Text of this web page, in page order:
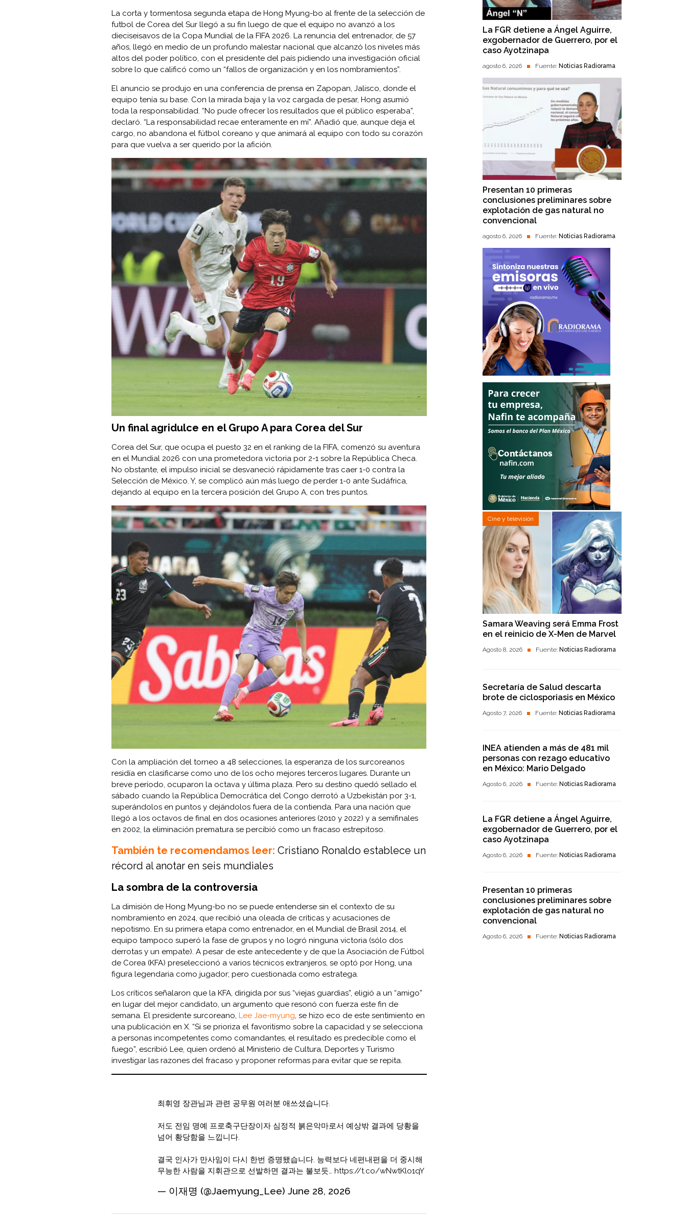
La corta y tormentosa segunda etapa de Hong Myung-bo al frente de la selección de
futbol de Corea del Sur llegó a su fin luego de que el equipo no avanzó a los
dieciseisavos de la Copa Mundial de la FIFA 2026. La renuncia del entrenador, de 57
años, llegó en medio de un profundo malestar nacional que alcanzó los niveles más
altos del poder político, con el presidente del país pidiendo una investigación oficial
sobre lo que calificó como un “fallos de organización y en los nombramientos”.
El anuncio se produjo en una conferencia de prensa en Zapopan, Jalisco, donde el
equipo tenía su base. Con la mirada baja y la voz cargada de pesar, Hong asumió
toda la responsabilidad. “No pude ofrecer los resultados que el público esperaba”,
declaró. “La responsabilidad recae enteramente en mí”. Añadió que, aunque deja el
cargo, no abandona el fútbol coreano y que animará al equipo con todo su corazón
para que vuelva a ser querido por la afición.
Un final agridulce en el Grupo A para Corea del Sur
Corea del Sur, que ocupa el puesto 32 en el ranking de la FIFA, comenzó su aventura
en el Mundial 2026 con una prometedora victoria por 2-1 sobre la República Checa.
No obstante, el impulso inicial se desvaneció rápidamente tras caer 1-0 contra la
Selección de México. Y, se complicó aún más luego de perder 1-0 ante Sudáfrica,
dejando al equipo en la tercera posición del Grupo A, con tres puntos.
Con la ampliación del torneo a 48 selecciones, la esperanza de los surcoreanos
residía en clasificarse como uno de los ocho mejores terceros lugares. Durante un
breve período, ocuparon la octava y última plaza. Pero su destino quedó sellado el
sábado cuando la República Democrática del Congo derrotó a Uzbekistán por 3-1,
superándolos en puntos y dejándolos fuera de la contienda. Para una nación que
llegó a los octavos de final en dos ocasiones anteriores (2010 y 2022) y a semifinales
en 2002, la eliminación prematura se percibió como un fracaso estrepitoso.
También te recomendamos leer: Cristiano Ronaldo establece un
récord al anotar en seis mundiales
La sombra de la controversia
La dimisión de Hong Myung-bo no se puede entenderse sin el contexto de su
nombramiento en 2024, que recibió una oleada de críticas y acusaciones de
nepotismo. En su primera etapa como entrenador, en el Mundial de Brasil 2014, el
equipo tampoco superó la fase de grupos y no logró ninguna victoria (sólo dos
derrotas y un empate). A pesar de este antecedente y de que la Asociación de Fútbol
de Corea (KFA) preseleccionó a varios técnicos extranjeros, se optó por Hong, una
figura legendaria como jugador; pero cuestionada como estratega.
Los críticos señalaron que la KFA, dirigida por sus “viejas guardias”, eligió a un “amigo”
en lugar del mejor candidato, un argumento que resonó con fuerza este fin de
semana. El presidente surcoreano, Lee Jae-myung, se hizo eco de este sentimiento en
una publicación en X. “Si se prioriza el favoritismo sobre la capacidad y se selecciona
a personas incompetentes como comandantes, el resultado es predecible como el
fuego”, escribió Lee, quien ordenó al Ministerio de Cultura, Deportes y Turismo
investigar las razones del fracaso y proponer reformas para evitar que se repita.
최휘영 장관님과 관련 공무원 여러분 애쓰셨습니다.
저도 전임 명예 프로축구단장이자 심정적 붉은악마로서 예상밖 결과에 당황을
넘어 황당함을 느낍니다.
결국 인사가 만사임이 다시 한번 증명됐습니다. 능력보다 네편내편을 더 중시해
무능한 사람을 지휘관으로 선발하면 결과는 불보듯… https://t.co/wNwtKlo1qY
— 이재명 (@Jaemyung_Lee) June 28, 2026
La FGR detiene a Ángel Aguirre,
exgobernador de Guerrero, por el
caso Ayotzinapa
agosto 6, 2026 Fuente: Noticias Radiorama
Presentan 10 primeras
conclusiones preliminares sobre
explotación de gas natural no
convencional
agosto 6, 2026 Fuente: Noticias Radiorama
Cine y televisión
Samara Weaving será Emma Frost
en el reinicio de X-Men de Marvel
Agosto 8, 2026 Fuente: Noticias Radiorama
Secretaría de Salud descarta
brote de ciclosporiasis en México
Agosto 7, 2026 Fuente: Noticias Radiorama
INEA atienden a más de 481 mil
personas con rezago educativo
en México: Mario Delgado
Agosto 6, 2026 Fuente: Noticias Radiorama
La FGR detiene a Ángel Aguirre,
exgobernador de Guerrero, por el
caso Ayotzinapa
Agosto 6, 2026 Fuente: Noticias Radiorama
Presentan 10 primeras
conclusiones preliminares sobre
explotación de gas natural no
convencional
Agosto 6, 2026 Fuente: Noticias Radiorama